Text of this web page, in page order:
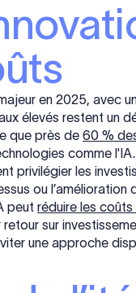
en 2025, avec
élevés restent un
que près de 60 %
comme l'IA.
privilégier les
ou
peut réduire les coûts
sur
une approche